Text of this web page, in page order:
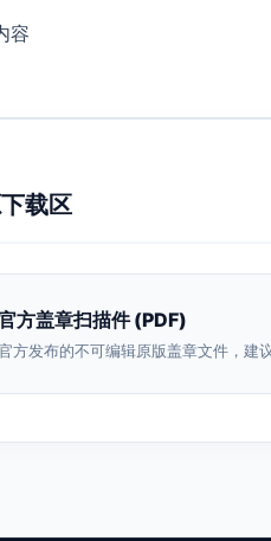
容
载区
方盖章扫描件 (PDF)
方发布的不可编辑原版盖章文件，建